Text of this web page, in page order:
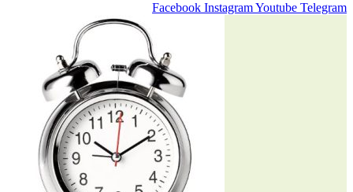
Facebook InstagramYoutube Telegram